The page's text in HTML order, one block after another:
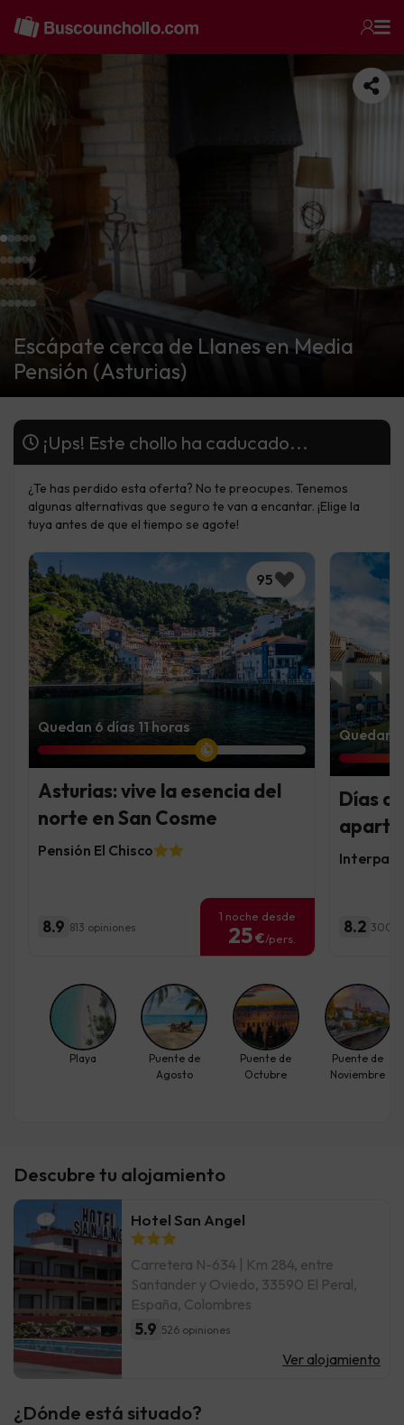
Escápate cerca de Llanes en Media
Pensión (Asturias)
Descubre tu alojamiento
Hotel San Angel
Carretera N-634 | Km 284, entre
Santander y Oviedo, 33590 El Peral,
España, Colombres
5.9 526 opiniones
Ver alojamiento
¿Dónde está situado?
¡Ups! Este chollo ha caducado...
¿Te has perdido esta oferta? No te preocupes. Tenemos
algunas alternativas que seguro te van a encantar. ¡Elige la
tuya antes de que el tiempo se agote!
95
Quedan 6 días 11 horas
Asturias: vive la esencia del
norte en San Cosme
Pensión El Chisco
8.9 813 opiniones
1 noche desde
25€/pers.
Quedan
Días
8.2 300
Playa
Puente de
Agosto
Puente de
Octubre
Puente de
Noviembre